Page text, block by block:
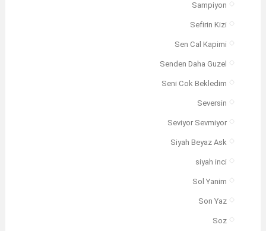
Sampiyon
Sefirin Kizi
Sen Cal Kapimi
Senden Daha Guzel
Seni Cok Bekledim
Seversin
Seviyor Sevmiyor
Siyah Beyaz Ask
siyah inci
Sol Yanim
Son Yaz
Soz